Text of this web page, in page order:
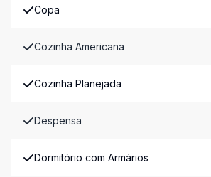
Copa
Cozinha Americana
Cozinha Planejada
Despensa
Dormitório com Armários